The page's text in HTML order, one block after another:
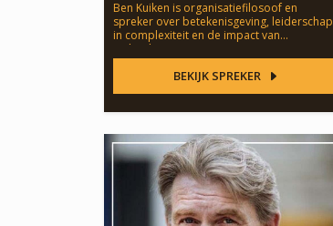
Ben Kuiken is organisatiefilosoof en
spreker over betekenisgeving, leiderschap
in complexiteit en de impact van
technologie.
BEKIJK SPREKER